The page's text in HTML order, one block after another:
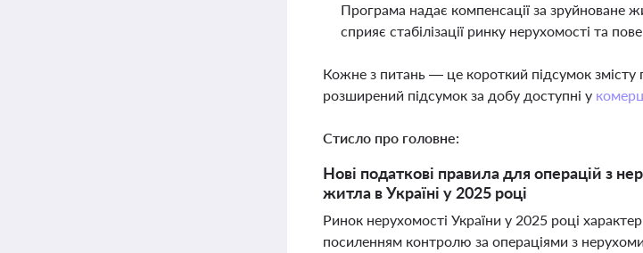
Програма надає компенсації за зруйноване
сприяє стабілізації ринку нерухомості та
Кожне з питань — це короткий підсумок
розширений підсумок за добу доступні у
Стисло про головне:
Нові податкові правила для операцій з
житла в Україні у 2025 році
Ринок нерухомості України у 2025 році
посиленням контролю за операціями з